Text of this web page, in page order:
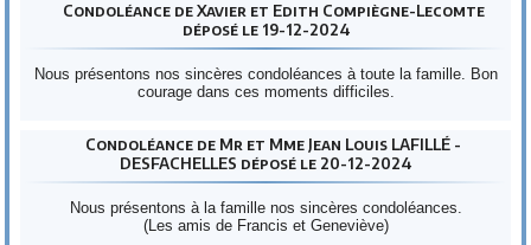
Condoléance de Xavier et Edith Compiègne-Lecomte
déposé le 19-12-2024
Nous présentons nos sincères condoléances à toute la famille. Bon
courage dans ces moments difficiles.
Condoléance de Mr et Mme Jean Louis LAFILLÉ -
DESFACHELLES déposé le 20-12-2024
Nous présentons à la famille nos sincères condoléances.
(Les amis de Francis et Geneviève)